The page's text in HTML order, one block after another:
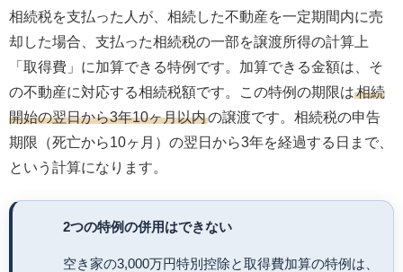
相続税を支払った人が、相続した不動産を一定期間内に売
却した場合、支払った相続税の一部を譲渡所得の計算上
「取得費」に加算できる特例です。加算できる金額は、そ
の不動産に対応する相続税額です。この特例の期限は相続
開始の翌日から3年10ヶ月以内の譲渡です。相続税の申告
期限（死亡から10ヶ月）の翌日から3年を経過する日まで、
という計算になります。
2つの特例の併用はできない
空き家の3,000万円特別控除と取得費加算の特例は、